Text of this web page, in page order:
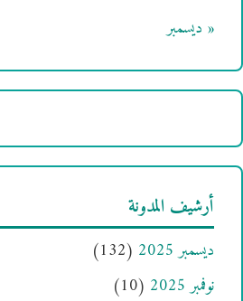
« ديسمبر
أرشيف المدونة
ديسمبر 2025
(132)
نوفمبر 2025
(10)